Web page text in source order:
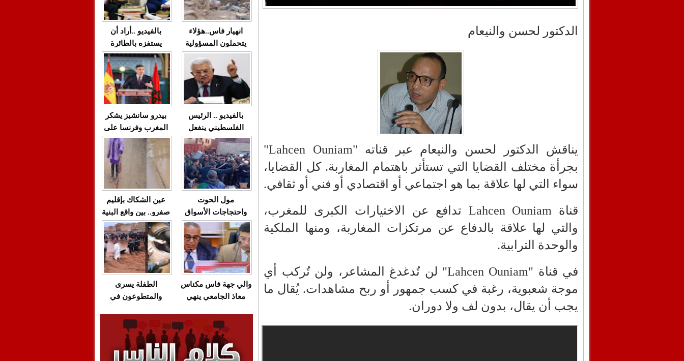
الدكتور لحسن والنيعام
يناقش الدكتور لحسن والنيعام عبر قناته "Lahcen Ouniam
"
بجرأة مختلف القضايا التي تستأثر باهتمام المغاربة. كل القضايا،
سواء التي لها علاقة بما هو اجتماعي أو اقتصادي أو فني أو ثقافي.
قناة Lahcen Ouniam تدافع عن الاختيارات الكبرى للمغرب،
والتي لها علاقة بالدفاع عن مرتكزات المغاربة، ومنها الملكية
والوحدة الترابية.
في قناة "Lahcen Ouniam" لن تُدغدغ المشاعر، ولن تُركب أي
موجة شعبوية، رغبة في كسب جمهور أو ربح مشاهدات. يُقال ما
يجب أن يقال، بدون لف ولا دوران.
تابعة للقوات الجوية
الملكية المغربية
بالفيديو ..أراد أن
يستفزه بالطائرة
القطرية لكن ترامب
فضحه أمام العالم
بالحجة والدليل
انهيار فاس..هؤلاء
يتحملون المسؤولية
ومآسي العمارات
العشوائية مفتوحة
بيدرو سانشيز يشكر
المغرب وفرنسا على
استعادة الكهرباء عقب
انقطاعه في شبه
الجزيرة الإيبيرية
بالفيديو .. الرئيس
الفلسطيني ينفعل
ويهاجم حماس بألفاظ
قاسية على الهواء
عين الشكاك بإقليم
صفرو.. بين واقع البنية
التحتية المهترئة
والحملات الانتخابية
المبكرة(فيديو)
مول الحوت
واحتجاجات الأسواق
الأسبوعية/الاحتقان
الصامت والتراشق
بـ"الصناديق"/أخنوش
يرد بالصمت المريب
الطفلة يسرى
والمتطوعون في
وقنوات صرف صحي
تقتل والمحاسبة يجب
أن تطال المسؤولين
والي جهة فاس مكناس
معاذ الجامعي ينهي
والعمال مع شركة
سيتي باص + وثيقة
وفيديو